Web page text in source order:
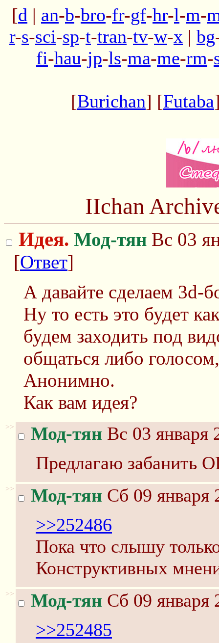
[d | an-b-bro-fr-gf-hr-l-m-
r-s-sci-sp-t-tran-tv-w-x | bg
fi-hau-jp-ls-ma-me-rm-
[Burichan] [Futaba
IIchan
Идея. Мод-тян Вс 03
[Ответ]
А давайте сделаем 3d-
Ну то есть это будет
будем заходить под
общаться либо
Анонимно.
Как вам идея?
>> Мод-тян Вс 03 января
Предлагаю забанить
>> Мод-тян Сб 09 января
>>252486
Пока что слышу
Конструктивных
>> Мод-тян Сб 09 января
>>252485